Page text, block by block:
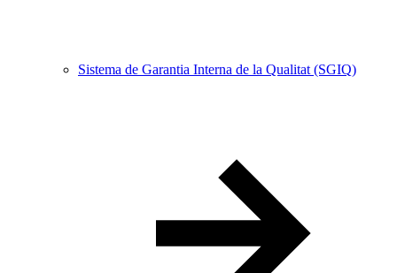
Sistema de Garantia Interna de la Qualitat (SGIQ)